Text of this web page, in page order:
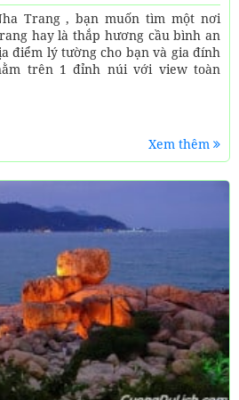
Trang , bạn muốn tìm một nơi
hay là thắp hương cầu bình an
điểm lý tường cho bạn và gia đính
trên 1 đỉnh núi với view toàn
Xem thêm